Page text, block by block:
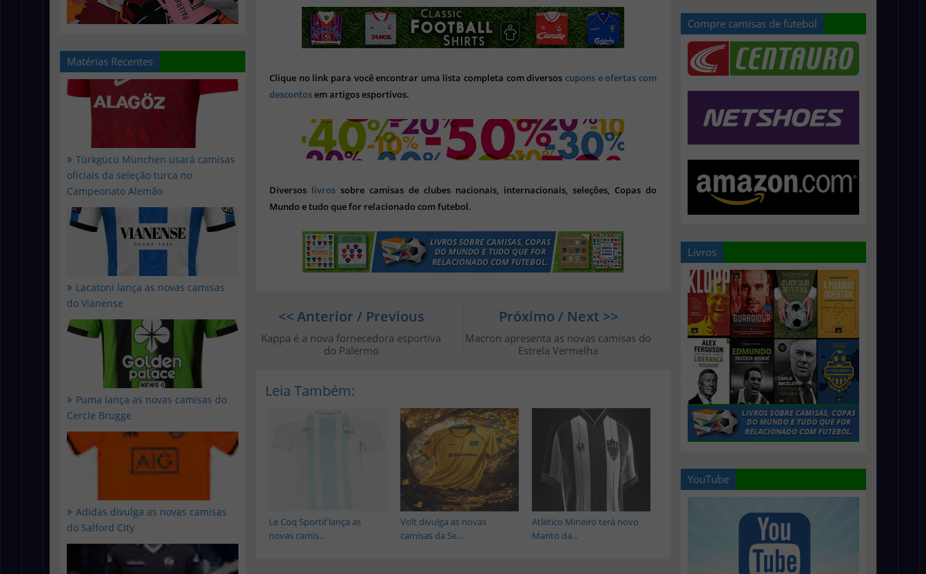
Matérias Recentes
Türkgücü München usará camisas
oficiais da seleção turca no
Campeonato Alemão
Lacatoni lança as novas camisas
do Vianense
Puma lança as novas camisas do
Cercle Brugge
Adidas divulga as novas camisas
do Salford City
Clique no link para você encontrar uma lista completa com diversoscupons e ofertas com
descontosem artigos esportivos.
Diversos livros sobre camisas de clubes nacionais, internacionais, seleções, Copas do
Mundo e tudo que for relacionado com futebol.
Próximo / Next >>
Macron apresenta as novas camisas do
Estrela Vermelha
<< Anterior / Previous
Kappa é a nova fornecedora esportiva
do Palermo
Leia Também:
Atlético Mineiro terá novo
Manto da...
Volt divulga as novas
camisas da Se...
Le Coq Sportif lança as
novas camis...
Compre camisas de futebol
Livros
YouTube